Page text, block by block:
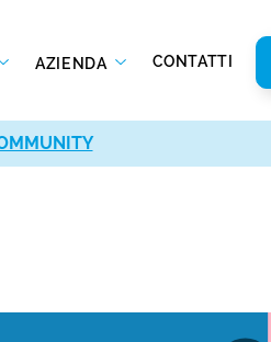
AZIENDA CONTATTI